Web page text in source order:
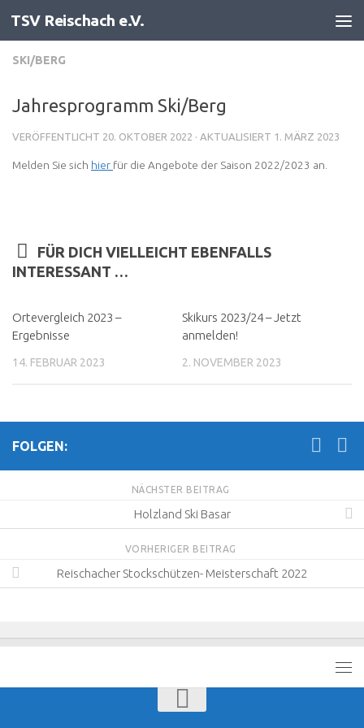
Zum Inhalt springen
TSV Reischach e.V.
SKI/BERG
Jahresprogramm Ski/Berg
VERÖFFENTLICHT 20. OKTOBER 2022 · AKTUALISIERT 1. MÄRZ 2023
Melden Sie sich hier für die Angebote der Saison 2022/2023 an.
FÜR DICH VIELLEICHT EBENFALLS
INTERESSANT …
Ortevergleich 2023 –
Ergebnisse
14. FEBRUAR 2023
Skikurs 2023/24 – Jetzt
anmelden!
2. NOVEMBER 2023
FOLGEN:
NÄCHSTER BEITRAG
Holzland Ski Basar
VORHERIGER BEITRAG
Reischacher Stockschützen- Meisterschaft 2022